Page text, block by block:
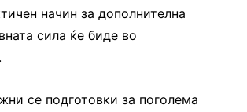
начин за дополнителна
сила ќе биде во
се подготовки за поголема